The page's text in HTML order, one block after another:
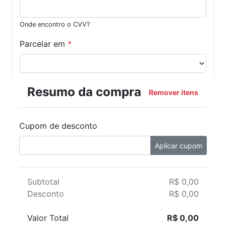
Onde encontro o CVV?
Parcelar em *
Resumo da compra Remover itens
Cupom de desconto
Aplicar cupom
Subtotal
R$ 0,00
Desconto
R$ 0,00
Valor Total R$ 0,00